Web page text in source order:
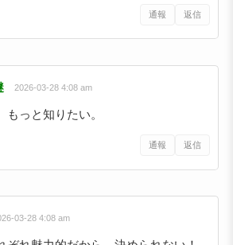
通報 返信
2026-03-28 4:08 am
もっと知りたい。
通報 返信
03-28 4:08 am